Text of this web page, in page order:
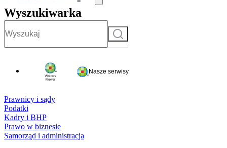
Wyszukiwarka
Szukaj
Nasze serwisy
Prawnicy i sądy
Podatki
Kadry i BHP
Prawo w biznesie
Samorząd i administracja